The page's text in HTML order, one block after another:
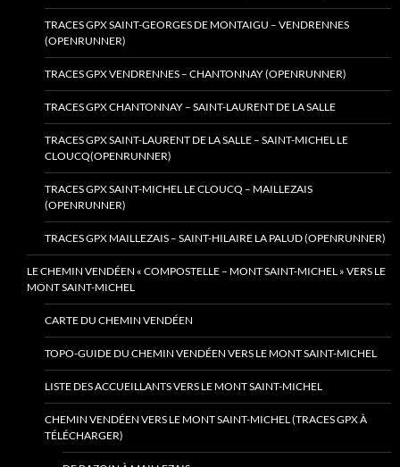
TRACES GPX SAINT-GEORGES DE MONTAIGU – VENDRENNES
(OPENRUNNER)
TRACES GPX VENDRENNES – CHANTONNAY (OPENRUNNER)
TRACES GPX CHANTONNAY – SAINT-LAURENT DE LA SALLE
TRACES GPX SAINT-LAURENT DE LA SALLE – SAINT-MICHEL LE
CLOUCQ(OPENRUNNER)
TRACES GPX SAINT-MICHEL LE CLOUCQ – MAILLEZAIS
(OPENRUNNER)
TRACES GPX MAILLEZAIS – SAINT-HILAIRE LA PALUD (OPENRUNNER)
LE CHEMIN VENDÉEN « COMPOSTELLE – MONT SAINT-MICHEL » VERS LE
MONT SAINT-MICHEL
CARTE DU CHEMIN VENDÉEN
TOPO-GUIDE DU CHEMIN VENDÉEN VERS LE MONT SAINT-MICHEL
LISTE DES ACCUEILLANTS VERS LE MONT SAINT-MICHEL
CHEMIN VENDÉEN VERS LE MONT SAINT-MICHEL (TRACES GPX À
TÉLÉCHARGER)